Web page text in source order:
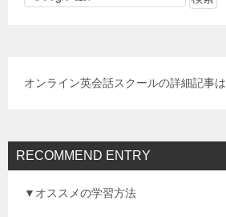
オンライン英会話スクールの詳細記事は
RECOMMEND ENTRY
▼オススメの学習方法